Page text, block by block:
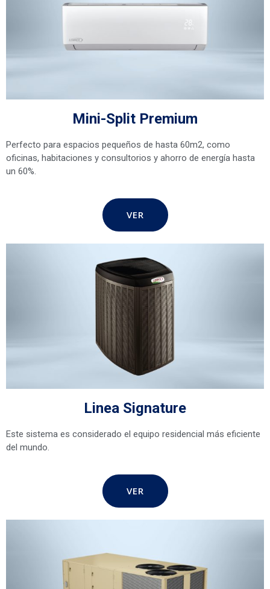
Mini-Split Premium
Perfecto para espacios pequeños de hasta 60m2, como
oficinas, habitaciones y consultorios y ahorro de energía hasta
un 60%.
VER
Linea Signature
Este sistema es considerado el equipo residencial más eficiente
del mundo.
VER